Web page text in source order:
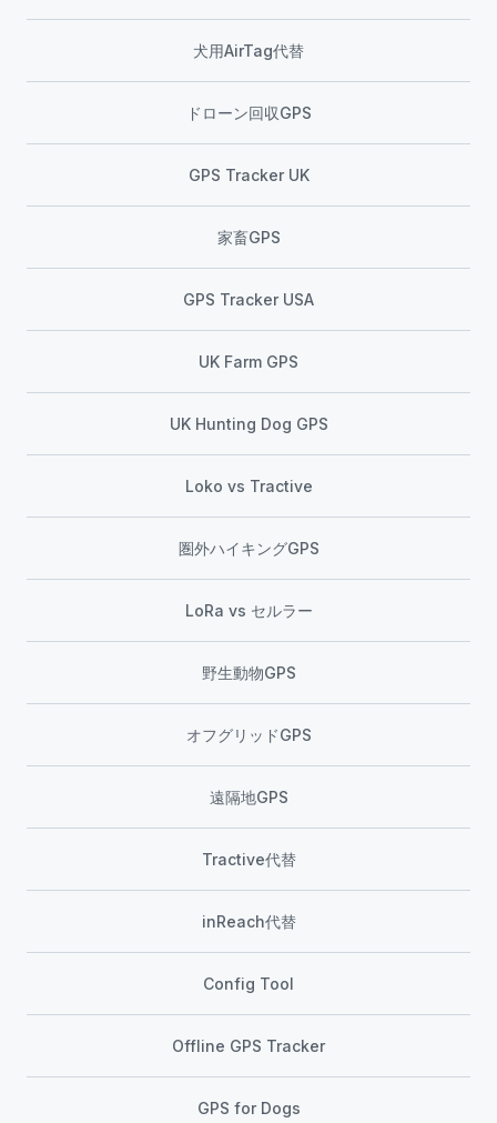
犬用AirTag代替
ドローン回収GPS
GPS Tracker UK
家畜GPS
GPS Tracker USA
UK Farm GPS
UK Hunting Dog GPS
Loko vs Tractive
圏外ハイキングGPS
LoRa vs セルラー
野生動物GPS
オフグリッドGPS
遠隔地GPS
Tractive代替
inReach代替
Config Tool
Offline GPS Tracker
GPS for Dogs